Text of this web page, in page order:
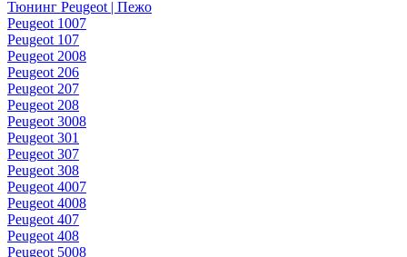
Тюнинг Peugeot | Пежо
Peugeot 1007
Peugeot 107
Peugeot 2008
Peugeot 206
Peugeot 207
Peugeot 208
Peugeot 3008
Peugeot 301
Peugeot 307
Peugeot 308
Peugeot 4007
Peugeot 4008
Peugeot 407
Peugeot 408
Peugeot 5008